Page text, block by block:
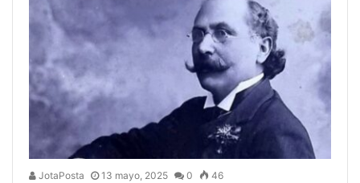
JotaPosta 13 mayo, 2025 0 46